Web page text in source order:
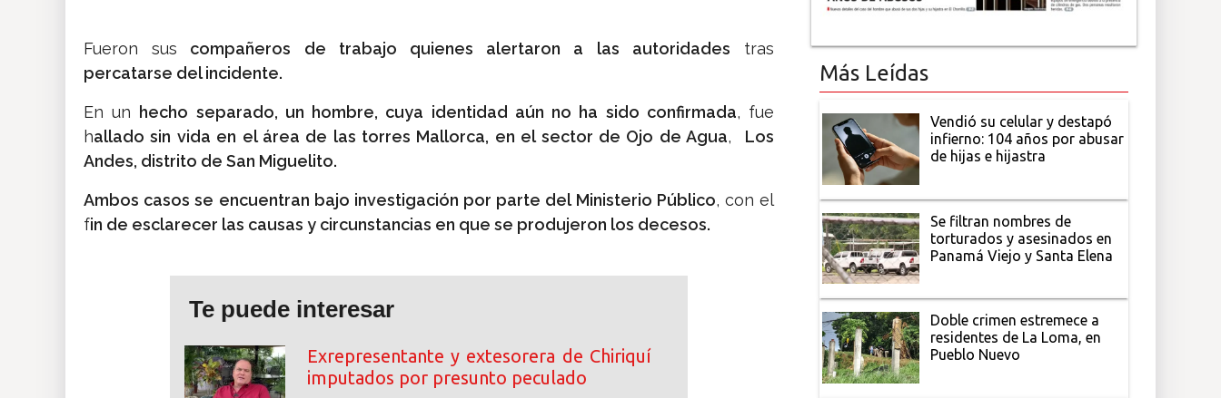
Fueron sus compañeros de trabajo quienes alertaron a las autoridades tras
percatarse del incidente.
En un hecho separado, un hombre, cuya identidad aún no ha sido confirmada, fue
hallado sin vida en el área de las torres Mallorca, en el sector de Ojo de Agua, Los
Andes, distrito de San Miguelito.
Ambos casos se encuentran bajo investigación por parte del Ministerio Público, con el
fin de esclarecer las causas y circunstancias en que se produjeron los decesos.
Te puede interesar
Exrepresentante y extesorera de Chiriquí
imputados por presunto peculado
Más Leídas
Vendió su celular y destapó
infierno: 104 años por abusar
de hijas e hijastra
Se filtran nombres de
torturados y asesinados en
Panamá Viejo y Santa Elena
Doble crimen estremece a
residentes de La Loma, en
Pueblo Nuevo